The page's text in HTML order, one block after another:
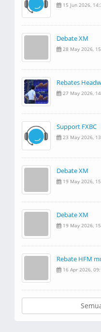
15 Jun 2026,
Debate XM
28 May 2026,
Rebates
27 May 2026,
Support FXBC
23 May 2026,
Debate XM
19 May 2026,
Debate XM
19 May 2026,
Rebate HFM
16 Apr 2026,